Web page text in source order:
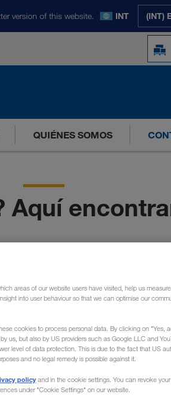
version of this website. INT (INT)
QUIÉNES SOMOS
Aquí
si ya colabora con LKW WALTER,
y recibirá una respuesta de uno de
a su disposición nuestra sección de
areas of our website users have visited, help us
into user behaviour so that we can optimise our
cookies to process personal data. By clicking on "Yes,
us, but also by US providers such as Google LLC and
level of data protection. This is due to the fact that US
and no legal remedy is possible against it.
policy and in the cookie settings. You can revoke
under "Cookie Settings" on our website.